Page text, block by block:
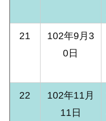
21
102年9月3
0日
22
102年11月
11日